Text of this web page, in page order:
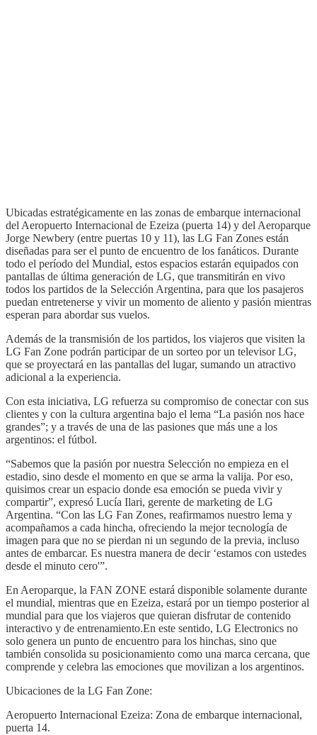
Ubicadas estratégicamente en las zonas de embarque internacional
del Aeropuerto Internacional de Ezeiza (puerta 14) y del Aeroparque
Jorge Newbery (entre puertas 10 y 11), las LG Fan Zones están
diseñadas para ser el punto de encuentro de los fanáticos. Durante
todo el período del Mundial, estos espacios estarán equipados con
pantallas de última generación de LG, que transmitirán en vivo
todos los partidos de la Selección Argentina, para que los pasajeros
puedan entretenerse y vivir un momento de aliento y pasión mientras
esperan para abordar sus vuelos.
Además de la transmisión de los partidos, los viajeros que visiten la
LG Fan Zone podrán participar de un sorteo por un televisor LG,
que se proyectará en las pantallas del lugar, sumando un atractivo
adicional a la experiencia.
Con esta iniciativa, LG refuerza su compromiso de conectar con sus
clientes y con la cultura argentina bajo el lema “La pasión nos hace
grandes”; y a través de una de las pasiones que más une a los
argentinos: el fútbol.
“Sabemos que la pasión por nuestra Selección no empieza en el
estadio, sino desde el momento en que se arma la valija. Por eso,
quisimos crear un espacio donde esa emoción se pueda vivir y
compartir”, expresó Lucía Ilari, gerente de marketing de LG
Argentina. “Con las LG Fan Zones, reafirmamos nuestro lema y
acompañamos a cada hincha, ofreciendo la mejor tecnología de
imagen para que no se pierdan ni un segundo de la previa, incluso
antes de embarcar. Es nuestra manera de decir ‘estamos con ustedes
desde el minuto cero'”.
En Aeroparque, la FAN ZONE estará disponible solamente durante
el mundial, mientras que en Ezeiza, estará por un tiempo posterior al
mundial para que los viajeros que quieran disfrutar de contenido
interactivo y de entrenamiento.En este sentido, LG Electronics no
solo genera un punto de encuentro para los hinchas, sino que
también consolida su posicionamiento como una marca cercana, que
comprende y celebra las emociones que movilizan a los argentinos.
Ubicaciones de la LG Fan Zone:
Aeropuerto Internacional Ezeiza: Zona de embarque internacional,
puerta 14.